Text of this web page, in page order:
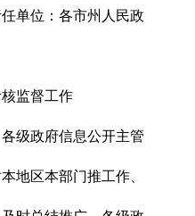
单位：各市州人民政
监督工作
级政府信息公开主管
地区本部门推工作、